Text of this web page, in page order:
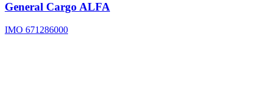
General Cargo ALFA
IMO 671286000